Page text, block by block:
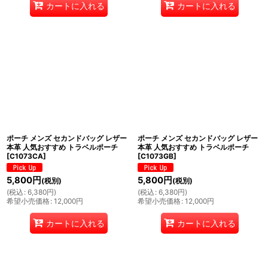
カートに入れる カートに入れる
ポーチ メンズ セカンドバッグ レザー
本革 人気おすすめ トラベルポーチ
[C1073CA]
5,800円 (税別)
(税込 : 6,380円)
希望小売価格: 12,000円
カートに入れる
ポーチ メンズ セカンドバッグ レザー
本革 人気おすすめ トラベルポーチ
[C1073GB]
5,800円 (税別)
(税込 : 6,380円)
希望小売価格: 12,000円
カートに入れる